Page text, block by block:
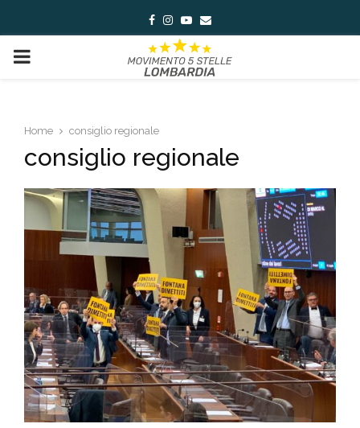
Facebook
Instagram
Youtube
Email
PRIMARY
Home consiglio regionale
consiglio regionale